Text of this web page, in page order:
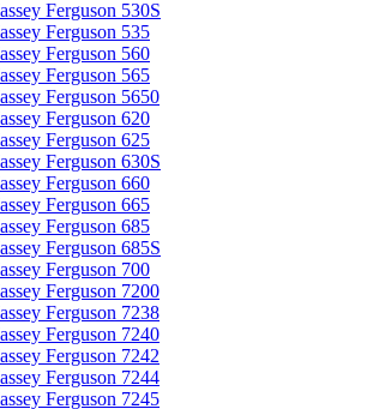
Ferguson 530S
Ferguson 535
Ferguson 560
Ferguson 565
Ferguson 5650
Ferguson 620
Ferguson 625
Ferguson 630S
Ferguson 660
Ferguson 665
Ferguson 685
Ferguson 685S
Ferguson 700
Ferguson 7200
Ferguson 7238
Ferguson 7240
Ferguson 7242
Ferguson 7244
Ferguson 7245